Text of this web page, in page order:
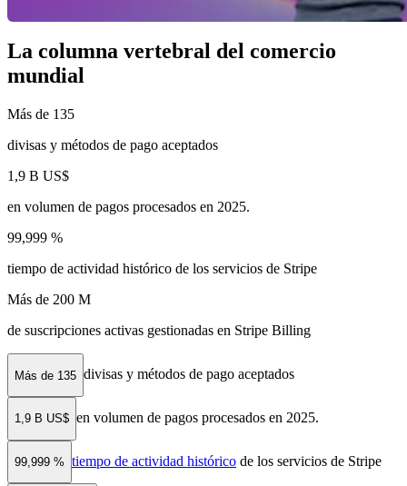
La columna vertebral del comercio
mundial
Más de 135
divisas y métodos de pago aceptados
1,9 B US$
en volumen de pagos procesados en 2025.
99,999 %
tiempo de actividad histórico de los servicios de Stripe
Más de 200 M
de suscripciones activas gestionadas en Stripe Billing
Más de 135 divisas y métodos de pago aceptados
1,9 B US$ en volumen de pagos procesados en 2025.
99,999 % tiempo de actividad histórico de los servicios de Stripe